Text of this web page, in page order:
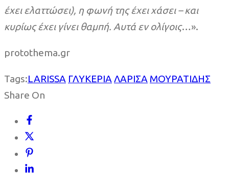
έχει ελαττώσει), η φωνή της έχει χάσει – και
κυρίως έχει γίνει θαμπή. Αυτά εν ολίγοις…».
protothema.gr
Tags:LARISSA ΓΛΥΚΕΡΙΑ ΛΑΡΙΣΑ ΜΟΥΡΑΤΙΔΗΣ
Share On